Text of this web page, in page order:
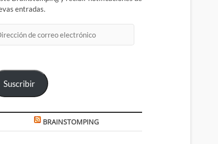
entradas.
Suscribir
BRAINSTOMPING